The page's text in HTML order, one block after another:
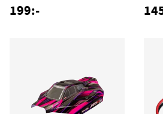
199:-